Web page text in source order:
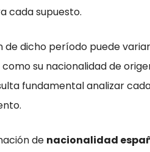
cada supuesto.
de dicho período puede
su nacionalidad de
fundamental analizar
de nacionalidad